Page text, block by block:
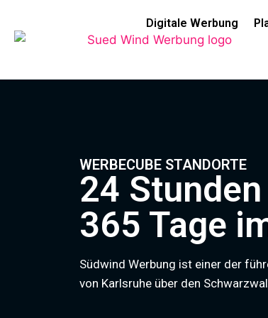
Digitale Werbung
WERBECUBE STANDORTE
24
365 Tage
Südwind Werbung ist einer der
von Karlsruhe über den